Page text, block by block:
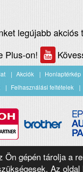
gépén tárolja a
Az oldal
legújabb akciós
Plus-on!
Akciók Honlaptérkép
Felhasználási feltételek